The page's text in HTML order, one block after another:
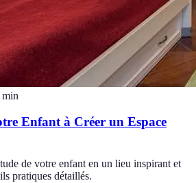
min
Enfant à Créer un Espace
de votre enfant en un lieu inspirant et
pratiques détaillés.